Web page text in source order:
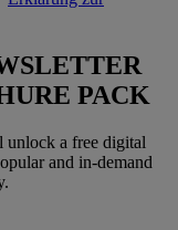
PACK
unlock a free digital
and in-demand